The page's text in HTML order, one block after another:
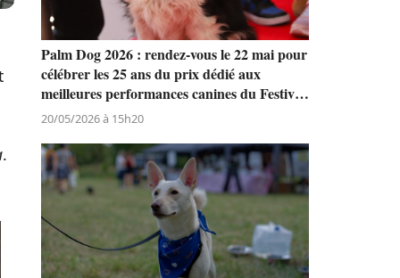
.
Palm Dog 2026 : rendez-vous le 22 mai pour
célébrer les 25 ans du prix dédié aux
meilleures performances canines du Festival
de Cannes
20/05/2026 à 15h20